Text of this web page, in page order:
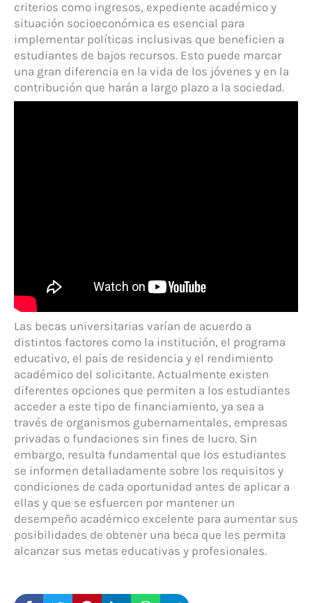
criterios como ingresos, expediente académico y
situación socioeconómica es esencial para
implementar políticas inclusivas que beneficien a
estudiantes de bajos recursos. Esto puede marcar
una gran diferencia en la vida de los jóvenes y en la
contribución que harán a largo plazo a la sociedad.
Las becas universitarias varían de acuerdo a
distintos factores como la institución, el programa
educativo, el país de residencia y el rendimiento
académico del solicitante. Actualmente existen
diferentes opciones que permiten a los estudiantes
acceder a este tipo de financiamiento, ya sea a
través de organismos gubernamentales, empresas
privadas o fundaciones sin fines de lucro. Sin
embargo, resulta fundamental que los estudiantes
se informen detalladamente sobre los requisitos y
condiciones de cada oportunidad antes de aplicar a
ellas y que se esfuercen por mantener un
desempeño académico excelente para aumentar sus
posibilidades de obtener una beca que les permita
alcanzar sus metas educativas y profesionales.